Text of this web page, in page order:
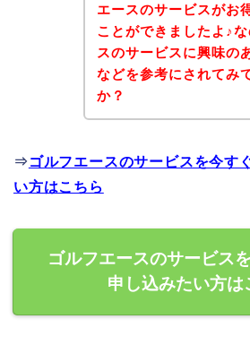
エースのサービスがお
ことができましたよ♪
スのサービスに興味の
などを参考にされてみ
か？
⇒ ゴルフエースのサービスを今す
い方はこちら
ゴルフエースのサービス
申し込みたい方は